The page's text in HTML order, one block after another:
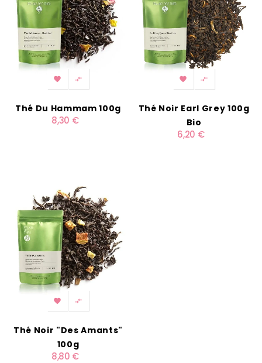
 
Thé Du Hammam 100g
8,30 €
 
Thé Noir Earl Grey 100g
Bio
6,20 €
 
Thé Noir "Des Amants"
100g
8,80 €